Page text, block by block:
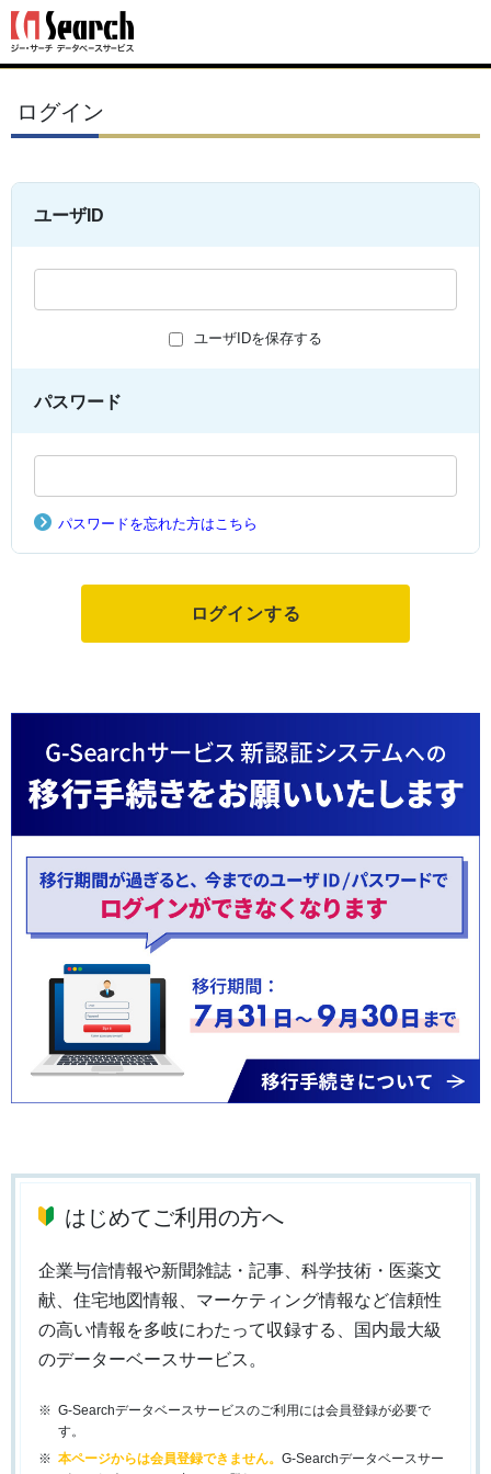
ログイン
ユーザID
ユーザIDを保存する
パスワード
パスワードを忘れた方はこちら
はじめてご利用の方へ
企業与信情報や新聞雑誌・記事、科学技術・医薬文
献、住宅地図情報、マーケティング情報など信頼性
の高い情報を多岐にわたって収録する、国内最大級
のデーターベースサービス。
G-Searchデータベースサービスのご利用には会員登録が必要で
す。
本ページからは会員登録できません。 G-Searchデータベースサー